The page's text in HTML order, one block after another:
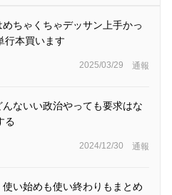
ちゃくちゃデッサン上手かっ
行本買います
2025/03/29 通報
ないい政治やっても要求はな
る
2024/12/30 通報
い始めも使い終わりもまとめ